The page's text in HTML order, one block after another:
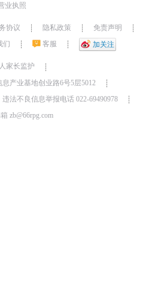
业执照
协议 ┊ 隐私政策 ┊ 免责声明
┊
们 ┊ 客服 ┊ 加关注
家长监护
┊
产业基地创业路6号5层5012
┊
违法不良信息举报电话 022-69490978
┊
zb@66rpg.com